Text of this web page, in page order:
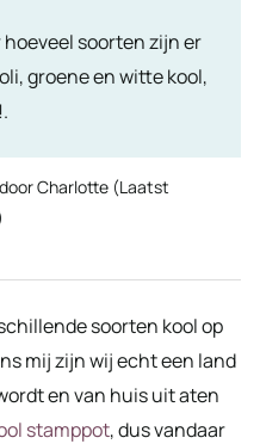
soorten zijn er
groene en witte kool,
doorCharlotte (Laatst
soorten kool op
mij zijn wij echt een land
en van huis uit aten
stamppot, dus vandaar